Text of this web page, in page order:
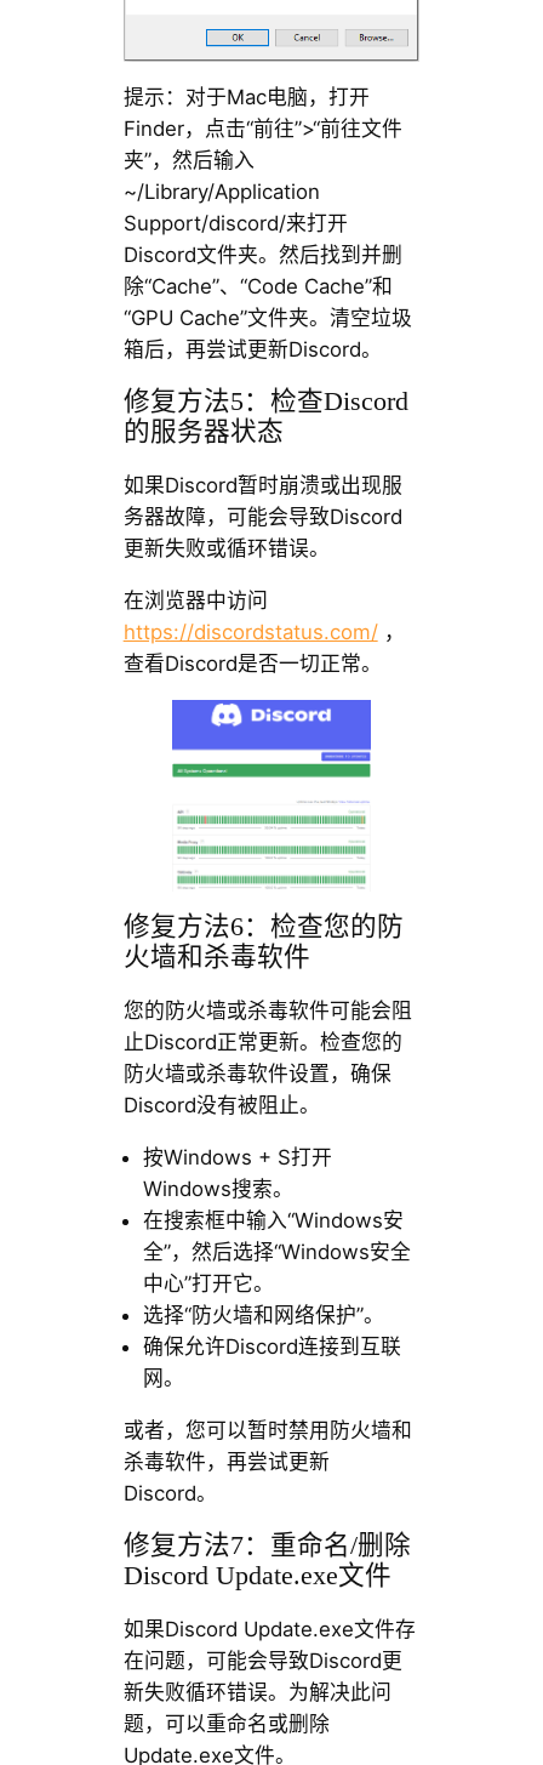
提示：对于Mac电脑，打开
Finder，点击“前往”>“前往文件
夹”，然后输入
~/Library/Application
Support/discord/来打开
Discord文件夹。然后找到并删
除“Cache”、“Code Cache”和
“GPU Cache”文件夹。清空垃圾
箱后，再尝试更新Discord。
修复方法5：检查Discord
的服务器状态
如果Discord暂时崩溃或出现服
务器故障，可能会导致Discord
更新失败或循环错误。
在浏览器中访问
https://discordstatus.com/，
查看Discord是否一切正常。
修复方法6：检查您的防
火墙和杀毒软件
您的防火墙或杀毒软件可能会阻
止Discord正常更新。检查您的
防火墙或杀毒软件设置，确保
Discord没有被阻止。
按Windows + S打开
Windows搜索。
在搜索框中输入“Windows安
全”，然后选择“Windows安全
中心”打开它。
选择“防火墙和网络保护”。
确保允许Discord连接到互联
网。
或者，您可以暂时禁用防火墙和
杀毒软件，再尝试更新
Discord。
修复方法7：重命名/删除
Discord Update.exe文件
如果Discord Update.exe文件存
在问题，可能会导致Discord更
新失败循环错误。为解决此问
题，可以重命名或删除
Update.exe文件。